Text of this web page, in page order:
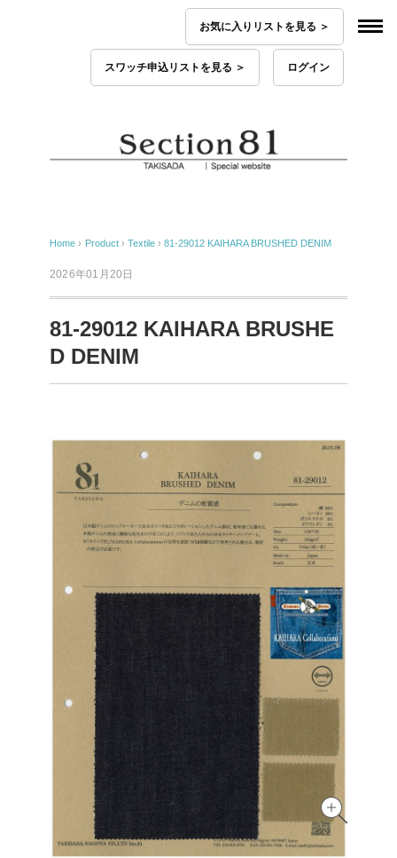
お気に入りリストを見る ＞
スワッチ申込リストを見る ＞ ログイン
Home › Product › Textile › 81-29012 KAIHARA BRUSHED DENIM
2026年01月20日
81-29012 KAIHARA BRUSHE
D DENIM
カラー見本